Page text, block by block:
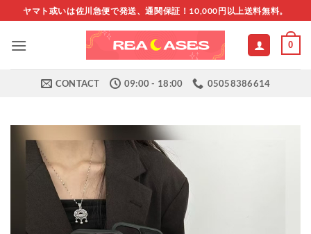
to
content
ヤマト或いは佐川急便で発送、通関保証！10,000円以上送料無料。
0
CONTACT 09:00 - 18:00 05058386614